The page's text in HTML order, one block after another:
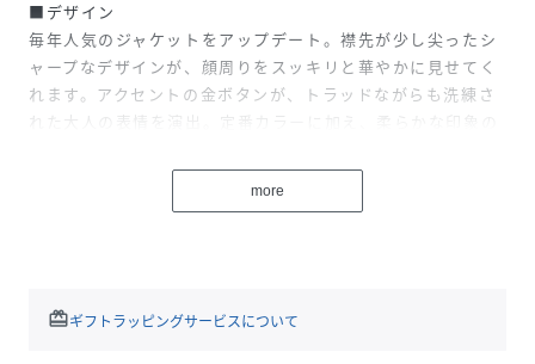
■デザイン
毎年人気のジャケットをアップデート。襟先が少し尖ったシ
ャープなデザインが、顔周りをスッキリと華やかに見せてく
れます。アクセントの金ボタンが、トラッドながらも洗練さ
れた大人の表情を演出。定番カラーに加え、柔らかな印象の
でスタイリングを格上げしてくれる主役級のジャケットで
スやワンピースと合わせたきれいめなオフィススタイルにも
more
redeemギフトラッピングサービスについて